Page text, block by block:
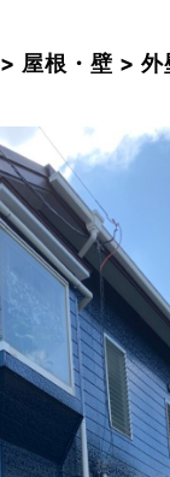
> 屋根・壁 > 外